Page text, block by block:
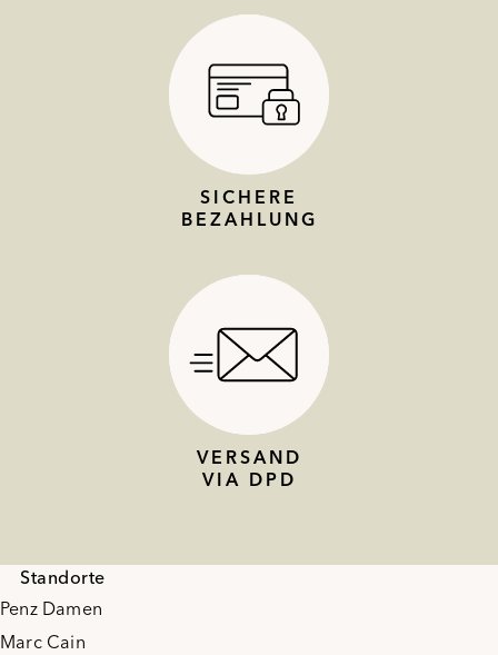
SICHERE
BEZAHLUNG
VERSAND
VIA DPD
Standorte
Penz Damen
Marc Cain